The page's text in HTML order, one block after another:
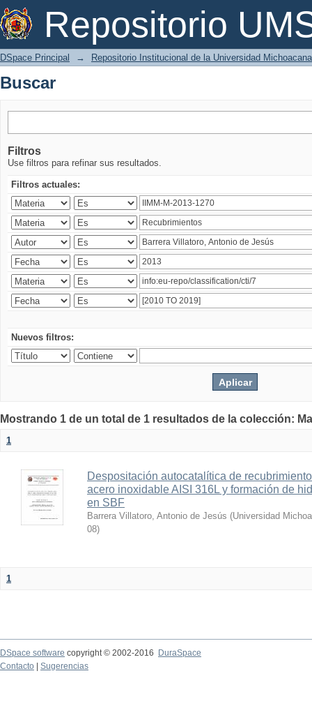
Repositorio
Buscar
DSpace Principal → Repositorio Institucional de la Universidad
Buscar
Filtros
Use filtros para refinar sus resultados.
Filtros actuales:
Nuevos filtros:
Mostrando 1 de un total de 1 resultados de la colección:
1
Despositación autocatalítica de
acero inoxidable AISI 316L y formación de
en SBF
Barrera Villatoro, Antonio de Jesús (Universidad
08)
1
DSpace software copyright © 2002-2016
DuraSpace
Contacto
Sugerencias